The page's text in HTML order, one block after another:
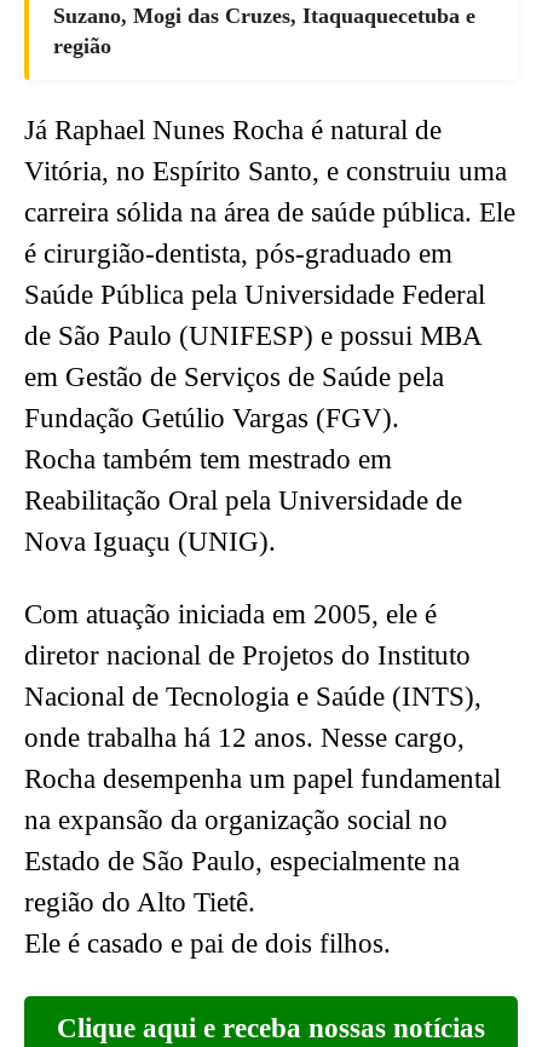
Suzano, Mogi das Cruzes, Itaquaquecetuba e
região
Já Raphael Nunes Rocha é natural de
Vitória, no Espírito Santo, e construiu uma
carreira sólida na área de saúde pública. Ele
é cirurgião-dentista, pós-graduado em
Saúde Pública pela Universidade Federal
de São Paulo (UNIFESP) e possui MBA
em Gestão de Serviços de Saúde pela
Fundação Getúlio Vargas (FGV).
Rocha também tem mestrado em
Reabilitação Oral pela Universidade de
Nova Iguaçu (UNIG).
Com atuação iniciada em 2005, ele é
diretor nacional de Projetos do Instituto
Nacional de Tecnologia e Saúde (INTS),
onde trabalha há 12 anos. Nesse cargo,
Rocha desempenha um papel fundamental
na expansão da organização social no
Estado de São Paulo, especialmente na
região do Alto Tietê.
Ele é casado e pai de dois filhos.
Clique aqui e receba nossas notícias